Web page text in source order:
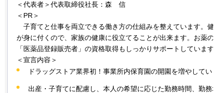
＜代表者＞代表取締役社長：森
信
＜PR＞
子育てと仕事を両立できる働き方の仕組みを整えています。健
が身に付くので、家族の健康に役立てることが出来ます。お薬の
「医薬品登録販売者」の資格取得もしっかりサポートしています
＜宣言内容＞
ドラッグストア業界初！事業所内保育園の開園を増やしてい
出産・子育てに配慮し、本人の希望に応じた勤務時間、勤務